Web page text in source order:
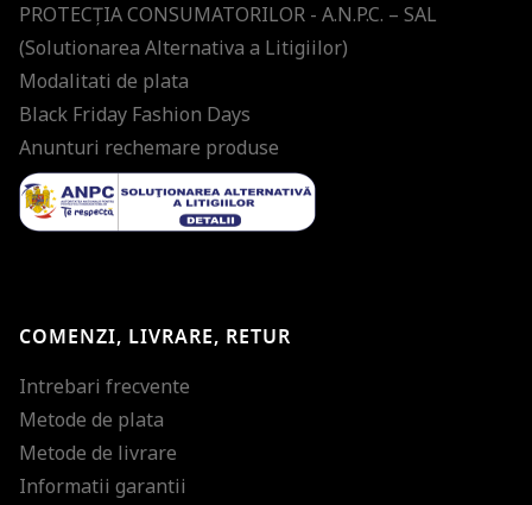
PROTECŢIA CONSUMATORILOR - A.N.P.C. – SAL
(Solutionarea Alternativa a Litigiilor)
Modalitati de plata
Black Friday Fashion Days
Anunturi rechemare produse
COMENZI, LIVRARE, RETUR
Intrebari frecvente
Metode de plata
Metode de livrare
Informatii garantii